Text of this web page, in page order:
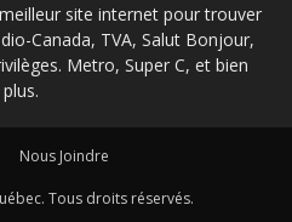
site internet pour trouver
Canada, TVA, Salut Bonjour,
Metro, Super C, et bien
plus.
Nous Joindre
Tous droits réservés.